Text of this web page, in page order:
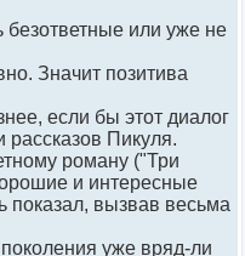
безответные или уже не
Значит позитива
если бы этот диалог
рассказов Пикуля.
роману ("Три
и интересные
показал, вызвав весьма
уже вряд-ли